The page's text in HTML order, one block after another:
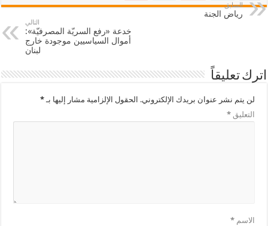
السابق
رياض الجنة
التالي
خدعة «رفع السريّة المصرفيّة»:
أموال السياسيين موجودة خارج
لبنان
اترك تعليقاً
لن يتم نشر عنوان بريدك الإلكتروني. الحقول الإلزامية مشار إليها بـ*
التعليق*
الاسم*